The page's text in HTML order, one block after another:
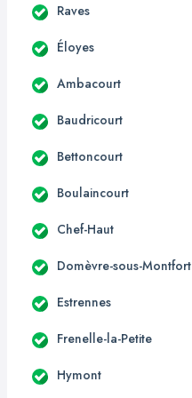
Raves
Éloyes
Ambacourt
Baudricourt
Bettoncourt
Boulaincourt
Chef-Haut
Domèvre-sous-Montfort
Estrennes
Frenelle-la-Petite
Hymont